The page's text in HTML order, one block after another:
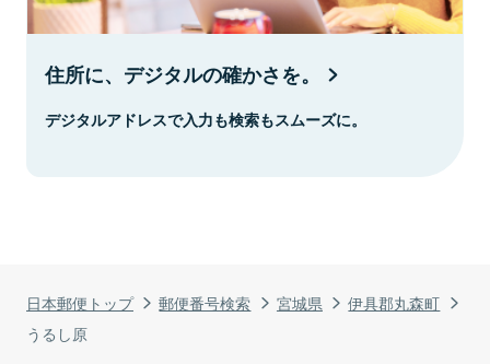
日本郵便トップ 郵便番号検索 宮城県
伊具郡丸森町
うるし原
住所に、デジタルの確かさを。
デジタルアドレスで入力も検索もスムーズに。